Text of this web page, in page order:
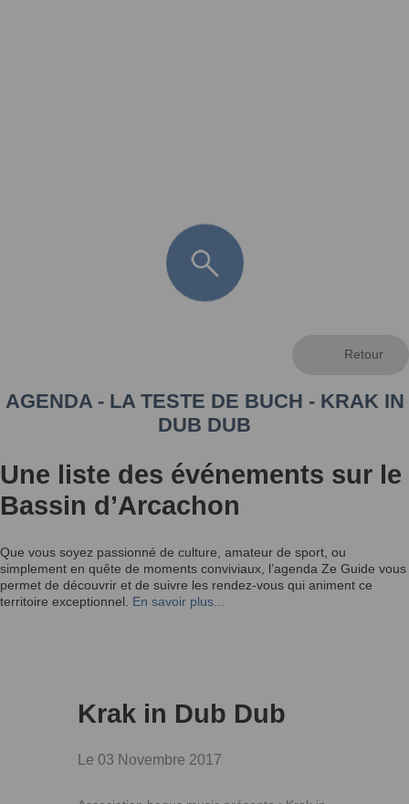
AGENDA - LA TESTE DE BUCH - KRAK IN
DUB DUB
Une liste des événements sur le
Bassin d’Arcachon
Que vous soyez passionné de culture, amateur de sport, ou
simplement en quête de moments conviviaux, l’agenda Ze Guide vous
permet de découvrir et de suivre les rendez-vous qui animent ce
territoire exceptionnel. En savoir plus...
Krak in Dub Dub
Le 03 Novembre 2017